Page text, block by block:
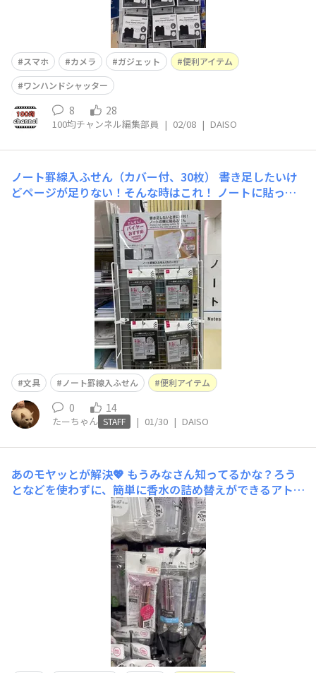
スマホ カメラ ガジェット
便利アイテム
ワンハンドシャッター
8 28
100均チャンネル編集部員 | 02/08 | DAISO
ノート罫線入ふせん（カバー付、30枚）
書き足したいけ
どページが足りない！そんな時はこれ！ ノートに貼って
点線で折り返せば内側に収納出来ます。 ノート罫線入ふ
せん（カバー付、30枚）4550480495606
文具 ノート罫線入ふせん 便利アイテム
0 14
たーちゃん STAFF | 01/30 | DAISO
あのモヤッとが解決💖 もうみなさん知ってるかな？ろう
となどを使わずに、簡単に香水の詰め替えができるアトマ
イザー✨お手軽で、指に付かないからストレスフリー🙌香
水を持ち歩く人は買ってみてください💓